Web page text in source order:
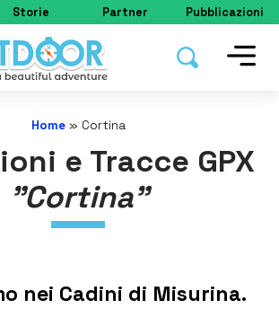
Storie Partner Pubblicazioni
Home» Cortina
e Tracce GPX
"Cortina"
nei Cadini di Misurina.